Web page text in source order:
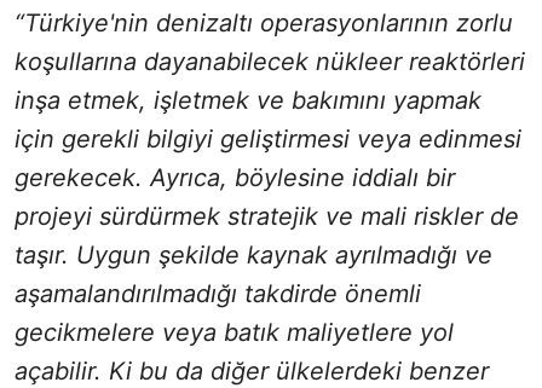
“Türkiye'nin denizaltı operasyonlarının zorlu
koşullarına dayanabilecek nükleer reaktörleri
inşa etmek, işletmek ve bakımını yapmak
için gerekli bilgiyi geliştirmesi veya edinmesi
gerekecek. Ayrıca, böylesine iddialı bir
projeyi sürdürmek stratejik ve mali riskler de
taşır. Uygun şekilde kaynak ayrılmadığı ve
aşamalandırılmadığı takdirde önemli
gecikmelere veya batık maliyetlere yol
açabilir. Ki bu da diğer ülkelerdeki benzer